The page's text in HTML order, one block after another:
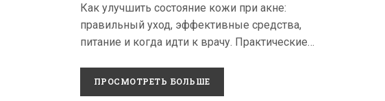
действительно
работает
Как улучшить состояние кожи при акне:
правильный уход, эффективные средства,
питание и когда идти к врачу. Практические
ПРОСМОТРЕТЬ БОЛЬШЕ